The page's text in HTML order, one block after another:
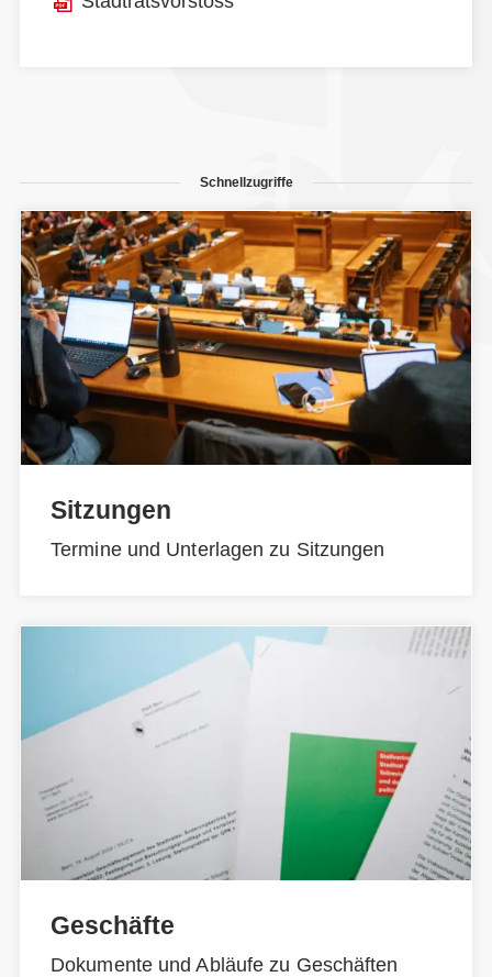
Schnellzugriffe
Sitzungen
Termine und Unterlagen zu Sitzungen
Geschäfte
Dokumente und Abläufe zu Geschäften